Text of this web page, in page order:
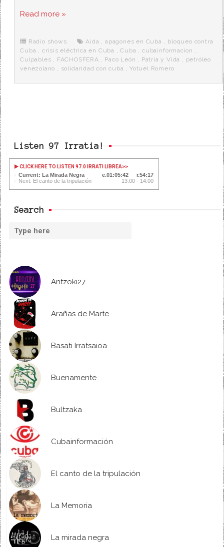
c
e
o
k
i
t
r
d
d
e
r
a
Read more »
Radio shows Aida , apagones en Cuba , bloqueo contra
Cuba , crisis eléctrica en Cuba ,Cuba ,cubainformacion ,
Culpables , FACHOSFERA , Paco León , Patria y Vida , petróleo
venezolano , solidaridad con cuba ,Yotuel Romero
Listen 97 Irratia!
CLICK HERE TO LISTEN 97.0 IRRATI LIBREA>>
Current: La Mirada Negra 01:05:42
54:17
Next: El canto de la tripulación
13:00 - 14:00
Search
Antzoki27
Arañas de Marte
Basati Irratsaioa
Buenamente
Bultzaka
Cubainformación
El canto de la tripulación
La Memoria
La mirada negra